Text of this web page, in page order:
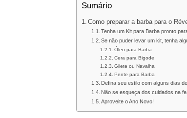
Sumário
Como preparar a barba para o
Tenha um Kit para Barba pronto
Se não puder levar um kit, tenha
Óleo para Barba
Cera para Bigode
Gilete ou Navalha
Pente para Barba
Defina seu estilo com alguns dias
Não se esqueça dos cuidados na
Aproveite o Ano Novo!